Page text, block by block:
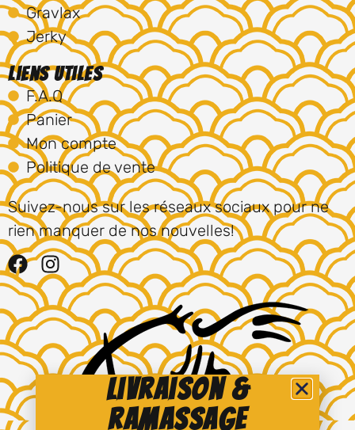
Gravlax
Jerky
Liens utiles
F.A.Q
Panier
Mon compte
Politique de vente
Suivez-nous sur les réseaux sociaux pour ne
rien manquer de nos nouvelles!
Livraison &
ramassage